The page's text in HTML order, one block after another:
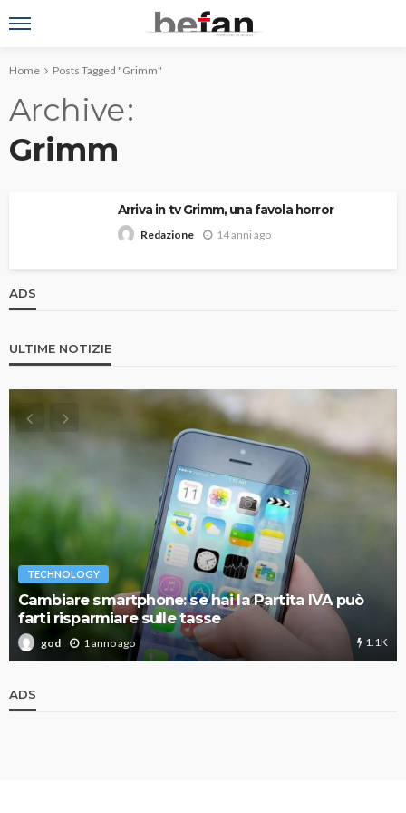
Home Posts Tagged "Grimm"
Archive
Grimm
Arriva in tv Grimm, una favola horror
Redazione 14 anni ago
ADS
ULTIME NOTIZIE
TECHNOLOGY
Cambiare smartphone: se hai la Partita IVA può
farti risparmiare sulle tasse
god 1 anno ago 1.1K
ADS